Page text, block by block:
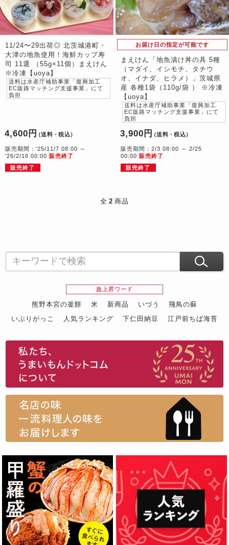
11/24〜29出荷◎ 北茨城港町・
大津の地魚使用！海鮮カップ寿
司 11選 （55g×11個）まえけん
※冷凍【uoya】
送料は水産庁補助事業「復興加工
EC販路マッチング支援事業」にて
負担
4,600円 （送料・税込）
販売期間：'25/11/7 08:00 ～
'26/2/16 00:00 販売終了
販売終了
お届け日の指定が可能です
まえけん「地魚漬け丼の具 5種
（マダイ、イシモチ、タチウ
オ、イナダ、ヒラメ）」茨城県
産 各種1袋（110g/袋 ） ※冷凍
【uoya】
送料は水産庁補助事業「復興加工
EC販路マッチング支援事業」にて
負担
3,900円 （送料・税込）
販売期間：2/3 08:00 ～ 2/25
00:00 販売終了
販売終了
全 2 商品
急上昇ワード
熊野本宮の釜餅 米 新商品 いづう
飛鳥の蘇
いぶりがっこ
人気ランキング 下仁田納豆
江戸前ちば海苔